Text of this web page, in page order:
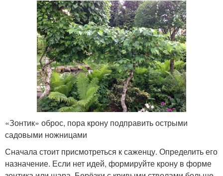
«Зонтик» оброс, пора крону подправить острыми
садовыми ножницами
Сначала стоит присмотреться к саженцу. Определить его
назначение. Если нет идей, формируйте крону в форме